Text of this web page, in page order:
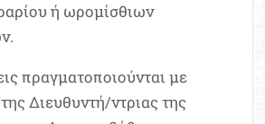
ή ωρομίσθιων
πραγματοποιούνται με
Διευθυντή/ντριας της